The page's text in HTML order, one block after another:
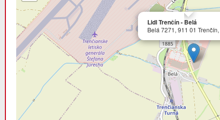
Lidl Trenčín - Belá
Belá 7271, 911 01